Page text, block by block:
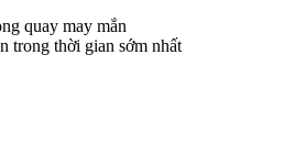
quay may mắn
trong thời gian sớm nhất